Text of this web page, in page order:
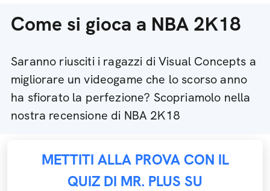
Come si gioca a NBA 2K18
Saranno riusciti i ragazzi di Visual Concepts a
migliorare un videogame che lo scorso anno
ha sfiorato la perfezione? Scopriamolo nella
nostra recensione di NBA 2K18
METTITI ALLA PROVA CON IL
QUIZ DI MR. PLUS SU